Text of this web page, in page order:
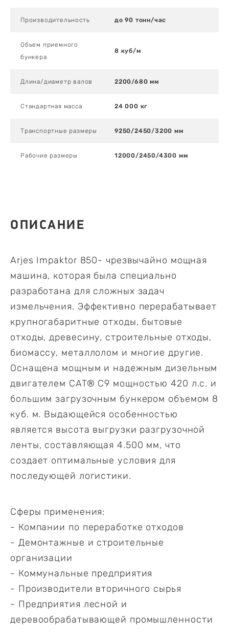
Производительность до 90 тонн/час
Обьем приемного
бункера
8 куб/м
Длина/диаметр валов 2200/680 мм
Стандартная масса 24 000 кг
Транспортные размеры 9250/2450/3200 мм
Рабочие размеры 12000/2450/4300 мм
ОПИСАНИЕ
Arjes Impaktor 850- чрезвычайно мощная
машина, которая была специально
разработана для сложных задач
измельчения. Эффективно перерабатывает
крупногабаритные отходы, бытовые
отходы, древесину, строительные отходы,
биомассу, металлолом и многие другие.
Оснащена мощным и надежным дизельным
двигателем CAT® C9 мощностью 420 л.с. и
большим загрузочным бункером объемом 8
куб. м. Выдающейся особенностью
является высота выгрузки разгрузочной
ленты, составляющая 4.500 мм, что
создает оптимальные условия для
последующей логистики.
Сферы применения:
- Компании по переработке отходов
- Демонтажные и строительные
организации
- Коммунальные предприятия
- Производители вторичного сырья
- Предприятия лесной и
деревообрабатывающей промышленности